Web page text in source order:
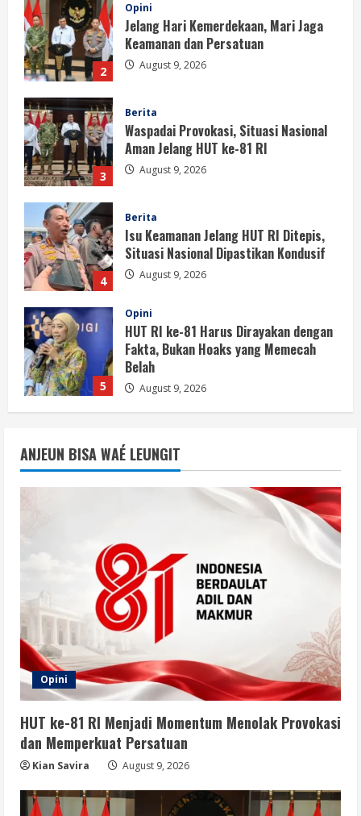
3
Berita
Waspadai Provokasi, Situasi Nasional
Aman Jelang HUT ke-81 RI
August 9, 2026
4
Berita
Isu Keamanan Jelang HUT RI Ditepis,
Situasi Nasional Dipastikan Kondusif
August 9, 2026
5
HUT RI ke-81 Harus Dirayakan dengan
Fakta, Bukan Hoaks yang Memecah
Belah
August 9, 2026
1
Opini
HUT ke-81 RI Menjadi Momentum
Menolak Provokasi dan Memperkuat
Persatuan
August 9, 2026
2
Jelang Hari Kemerdekaan, Mari Jaga
Keamanan dan Persatuan
August 9, 2026
3
Waspadai Provokasi, Situasi Nasional
Aman Jelang HUT ke-81 RI
August 9, 2026
4
Berita
Isu Keamanan Jelang HUT RI Ditepis,
Situasi Nasional Dipastikan Kondusif
August 9, 2026
5
Opini
HUT RI ke-81 Harus Dirayakan dengan
Fakta, Bukan Hoaks yang Memecah
Belah
August 9, 2026
ANJEUN BISA WAÉ LEUNGIT
Opini
HUT ke-81 RI Menjadi Momentum Menolak Provokasi
dan Memperkuat Persatuan
Kian Savira August 9, 2026